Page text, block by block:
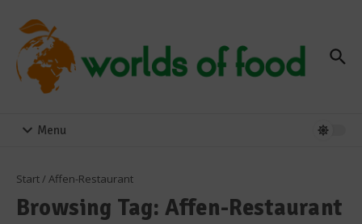
Menu
Start/ Affen-Restaurant
Browsing Tag: Affen-Restaurant